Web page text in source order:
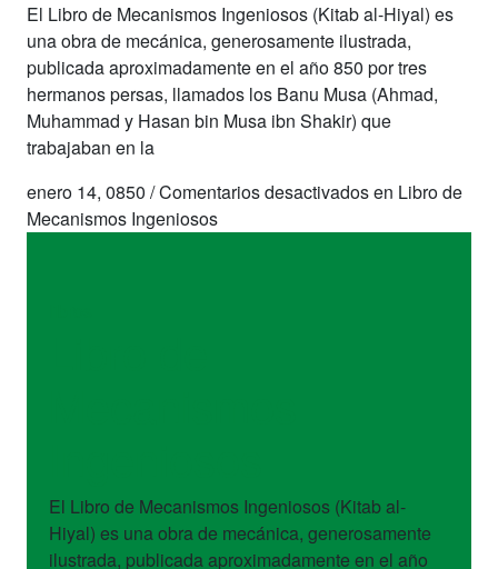
El Libro de Mecanismos Ingeniosos (Kitab al-Hiyal) es
una obra de mecánica, generosamente ilustrada,
publicada aproximadamente en el año 850 por tres
hermanos persas, llamados los Banu Musa (Ahmad,
Muhammad y Hasan bin Musa ibn Shakir) que
trabajaban en la
enero 14, 0850 /Comentarios desactivadosen Libro de
Mecanismos Ingeniosos
El Libro de Mecanismos Ingeniosos (Kitab al-
Hiyal) es una obra de mecánica, generosamente
ilustrada, publicada aproximadamente en el año